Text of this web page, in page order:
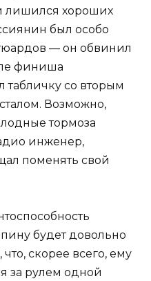
лишился хороших
был особо
— он обвинил
финиша
со вторым
Возможно,
тормоза
инженер,
поменять свой
будет довольно
скорее всего, ему
за рулем одной